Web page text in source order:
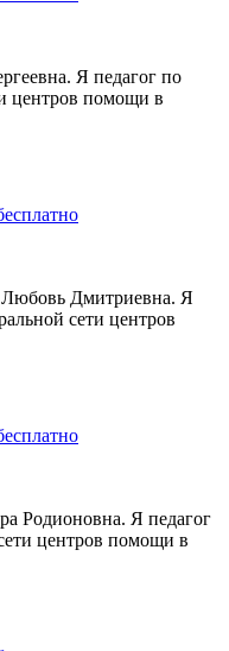
Я педагог по
центров помощи в
Любовь Дмитриевна. Я
сети центров
Родионовна. Я педагог
центров помощи в